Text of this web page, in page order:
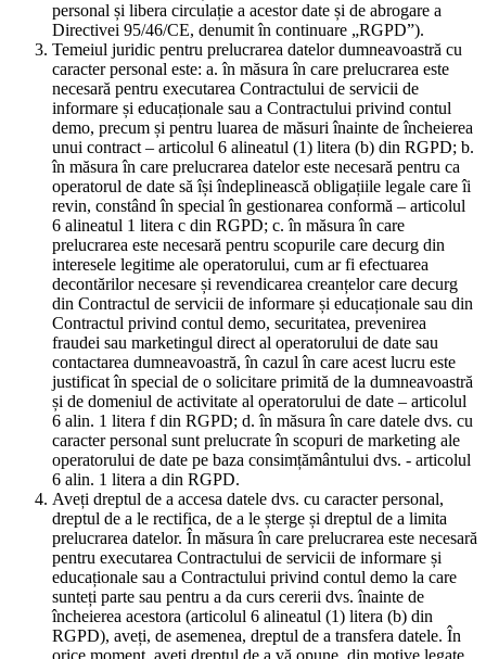
personal și libera circulație a acestor date și de abrogare a
Directivei 95/46/CE, denumit în continuare „RGPD”).
Temeiul juridic pentru prelucrarea datelor dumneavoastră cu
caracter personal este: a. în măsura în care prelucrarea este
necesară pentru executarea Contractului de servicii de
informare și educaționale sau a Contractului privind contul
demo, precum și pentru luarea de măsuri înainte de încheierea
unui contract – articolul 6 alineatul (1) litera (b) din RGPD; b.
în măsura în care prelucrarea datelor este necesară pentru ca
operatorul de date să își îndeplinească obligațiile legale care îi
revin, constând în special în gestionarea conformă – articolul
6 alineatul 1 litera c din RGPD; c. în măsura în care
prelucrarea este necesară pentru scopurile care decurg din
interesele legitime ale operatorului, cum ar fi efectuarea
decontărilor necesare și revendicarea creanțelor care decurg
din Contractul de servicii de informare și educaționale sau din
Contractul privind contul demo, securitatea, prevenirea
fraudei sau marketingul direct al operatorului de date sau
contactarea dumneavoastră, în cazul în care acest lucru este
justificat în special de o solicitare primită de la dumneavoastră
și de domeniul de activitate al operatorului de date – articolul
6 alin. 1 litera f din RGPD; d. în măsura în care datele dvs. cu
caracter personal sunt prelucrate în scopuri de marketing ale
operatorului de date pe baza consimțământului dvs. - articolul
6 alin. 1 litera a din RGPD.
Aveți dreptul de a accesa datele dvs. cu caracter personal,
dreptul de a le rectifica, de a le șterge și dreptul de a limita
prelucrarea datelor. În măsura în care prelucrarea este necesară
pentru executarea Contractului de servicii de informare și
educaționale sau a Contractului privind contul demo la care
sunteți parte sau pentru a da curs cererii dvs. înainte de
încheierea acestora (articolul 6 alineatul (1) litera (b) din
RGPD), aveți, de asemenea, dreptul de a transfera datele. În
orice moment, aveți dreptul de a vă opune, din motive legate